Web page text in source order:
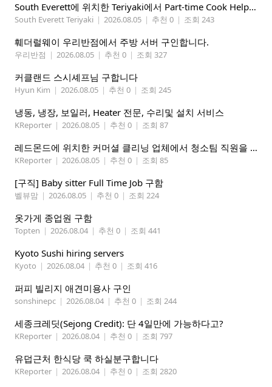
South Everett에 위치한 Teriyaki에서 Part-time Cook Helper 구합니다. Mon-Sat, 4:00 pm-8:30 pm
South Everett Teriyaki | 2026.08.05 | 추천 0 | 조회 243
훼더럴웨이 우리반점에서 주방 서버 구인합니다.
우리반점 | 2026.08.05 | 추천 0 | 조회 327
커클랜드 스시셰프님 구합니다
Hyun Kim | 2026.08.05 | 추천 0 | 조회 245
냉동, 냉장, 보일러, Heater 전문, 수리및 설치 서비스
KReporter | 2026.08.05 | 추천 0 | 조회 87
레드몬드에 위치한 커머셜 클리닝 업체에서 청소팀 직원을 모집합니다.
KReporter | 2026.08.05 | 추천 0 | 조회 85
[구직] Baby sitter Full Time Job 구함
벨뷰맘 | 2026.08.05 | 추천 0 | 조회 224
옷가게 종업원 구함
Topten | 2026.08.04 | 추천 0 | 조회 441
Kyoto Sushi hiring servers
Kyoto | 2026.08.04 | 추천 0 | 조회 416
퍼피 빌리지 애견미용사 구인
sonshinepc | 2026.08.04 | 추천 0 | 조회 244
세종크레딧(Sejong Credit): 단 4일만에 가능하다고?
KReporter | 2026.08.04 | 추천 0 | 조회 797
유덥근처 한식당 쿡 하실분구합니다
KReporter | 2026.08.04 | 추천 0 | 조회 2820